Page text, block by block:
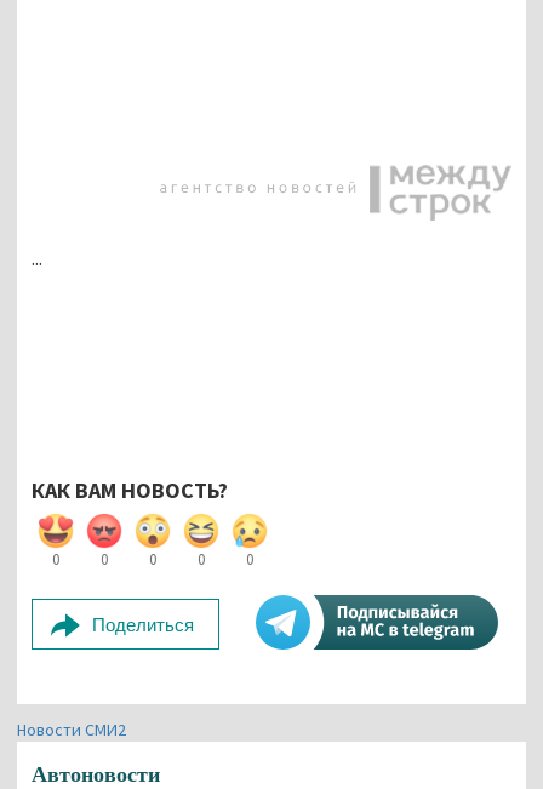
...
КАК ВАМ НОВОСТЬ?
0 0 0 0 0
Поделиться
Новости СМИ2
Автоновости